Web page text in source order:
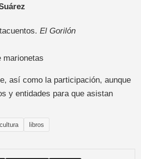
El Gorilón
marionetas
así como la participación, aunque
y entidades para que asistan
cultura libros